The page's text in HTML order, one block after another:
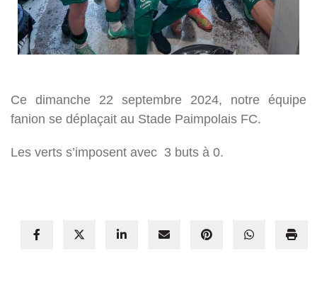
Ce dimanche 22 septembre 2024, notre équipe
fanion se déplaçait au Stade Paimpolais FC.
Les verts s’imposent avec 3 buts à 0.